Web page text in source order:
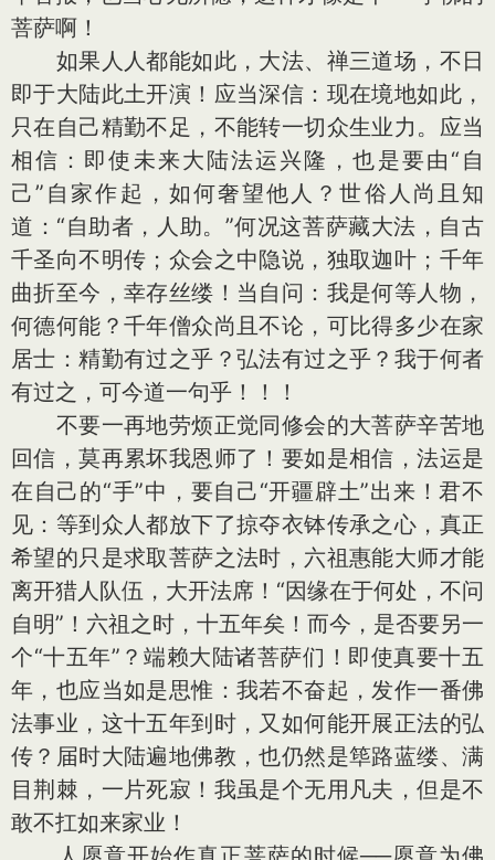
菩萨啊！
如果人人都能如此，大法、禅三道场，不日
即于大陆此土开演！应当深信：现在境地如此，
只在自己精勤不足，不能转一切众生业力。应当
相信：即使未来大陆法运兴隆，也是要由“自
己”自家作起，如何奢望他人？世俗人尚且知
道：“自助者，人助。”何况这菩萨藏大法，自古
千圣向不明传；众会之中隐说，独取迦叶；千年
曲折至今，幸存丝缕！当自问：我是何等人物，
何德何能？千年僧众尚且不论，可比得多少在家
居士：精勤有过之乎？弘法有过之乎？我于何者
有过之，可今道一句乎！！！
不要一再地劳烦正觉同修会的大菩萨辛苦地
回信，莫再累坏我恩师了！要如是相信，法运是
在自己的“手”中，要自己“开疆辟土”出来！君不
见：等到众人都放下了掠夺衣钵传承之心，真正
希望的只是求取菩萨之法时，六祖惠能大师才能
离开猎人队伍，大开法席！“因缘在于何处，不问
自明”！六祖之时，十五年矣！而今，是否要另一
个“十五年”？端赖大陆诸菩萨们！即使真要十五
年，也应当如是思惟：我若不奋起，发作一番佛
法事业，这十五年到时，又如何能开展正法的弘
传？届时大陆遍地佛教，也仍然是筚路蓝缕、满
目荆棘，一片死寂！我虽是个无用凡夫，但是不
敢不扛如来家业！